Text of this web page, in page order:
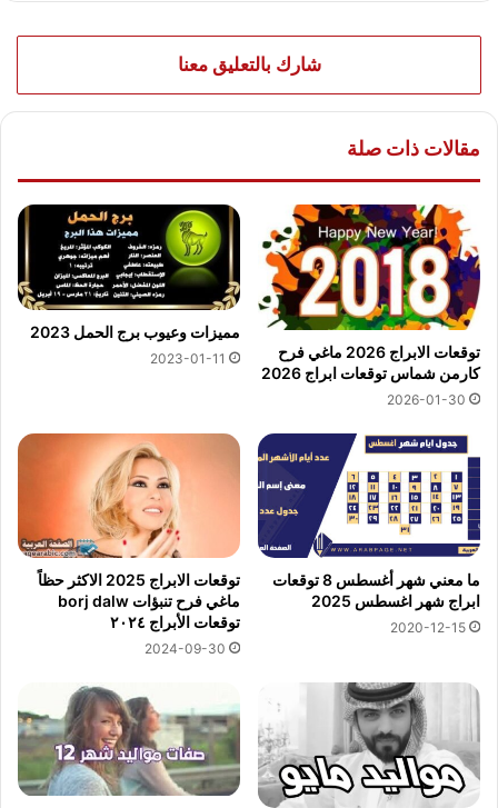
شارك بالتعليق معنا
مقالات ذات صلة
توقعات الابراج 2026 ماغي فرح
كارمن شماس توقعات ابراج 2026
2026-01-30
مميزات وعيوب برج الحمل 2023
2023-01-11
ما معني شهر أغسطس 8 توقعات
ابراج شهر اغسطس 2025
2020-12-15
توقعات الابراج 2025 الاكثر حظاً
ماغي فرح تنبؤات borj dalw
توقعات الأبراج ٢٠٢٤
2024-09-30